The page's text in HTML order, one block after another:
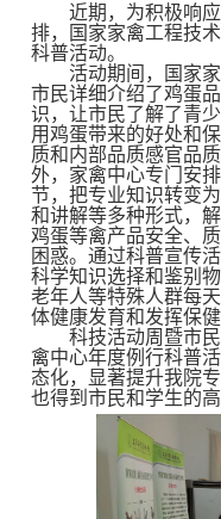
近期，为积极响
排，国家家禽工程技
科普活动。
活动期间 ， 国家
市民详细介绍了鸡蛋
识，让市民了解了青
用鸡蛋带来的好处和
质和内部品质感官品
外， 家禽中心专门安
节，把专业知识转变
和讲解等多种形式，
鸡蛋等禽产品安全、
困惑。通过科普宣传
科学知识选择和鉴别
老年人等特殊人群每
体健康发育和发挥保健
科技活动周暨市
禽中心年度例行科普
态化，
显著提升我院
也得到市民和学生的